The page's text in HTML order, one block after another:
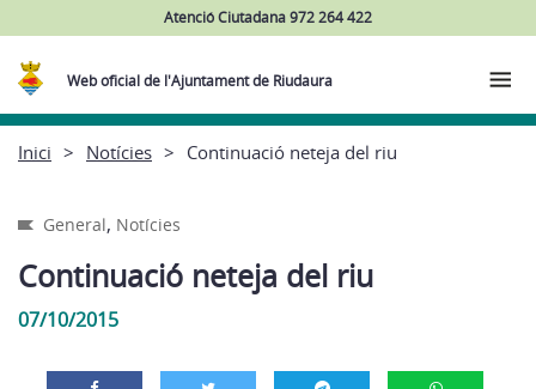
Atenció Ciutadana 972 264 422
Web oficial de l'Ajuntament de Riudaura
Inici Notícies Continuació neteja del riu
General, Notícies
Continuació neteja del riu
07/10/2015